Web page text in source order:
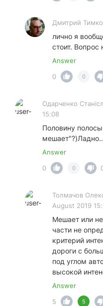
Дмитрий Тимко
лично я
стоит. Вопрос
Answer
0
0
Одарченко
15:08
Половину
Answer
0
0
Толмачов
August 2019
Мешает или
части не
критерий
дороги с
под углом
высокой
Answer
5
5